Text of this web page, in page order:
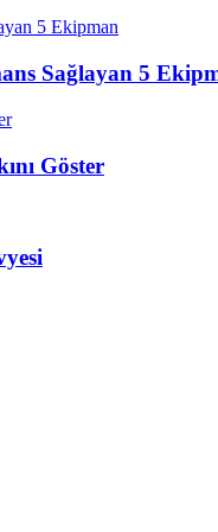
Sağlayan 5
Göster